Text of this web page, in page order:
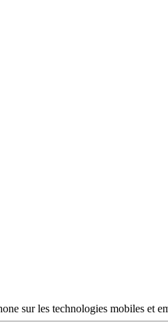
sur les technologies mobiles et